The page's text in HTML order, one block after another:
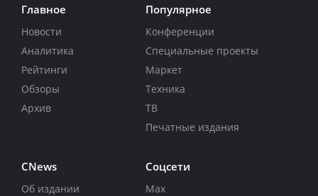
Главное
Новости
Аналитика
Рейтинги
Обзоры
Архив
Популярное
Конференции
Специальные проекты
Маркет
Техника
ТВ
Печатные издания
CNews
Об издании
Соцсети
Max